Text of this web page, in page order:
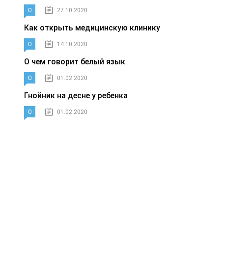
0 27.10.2020
Как открыть медицинскую клинику
0 14.10.2020
О чем говорит белый язык
0 01.02.2020
Гнойник на десне у ребенка
0 01.02.2020